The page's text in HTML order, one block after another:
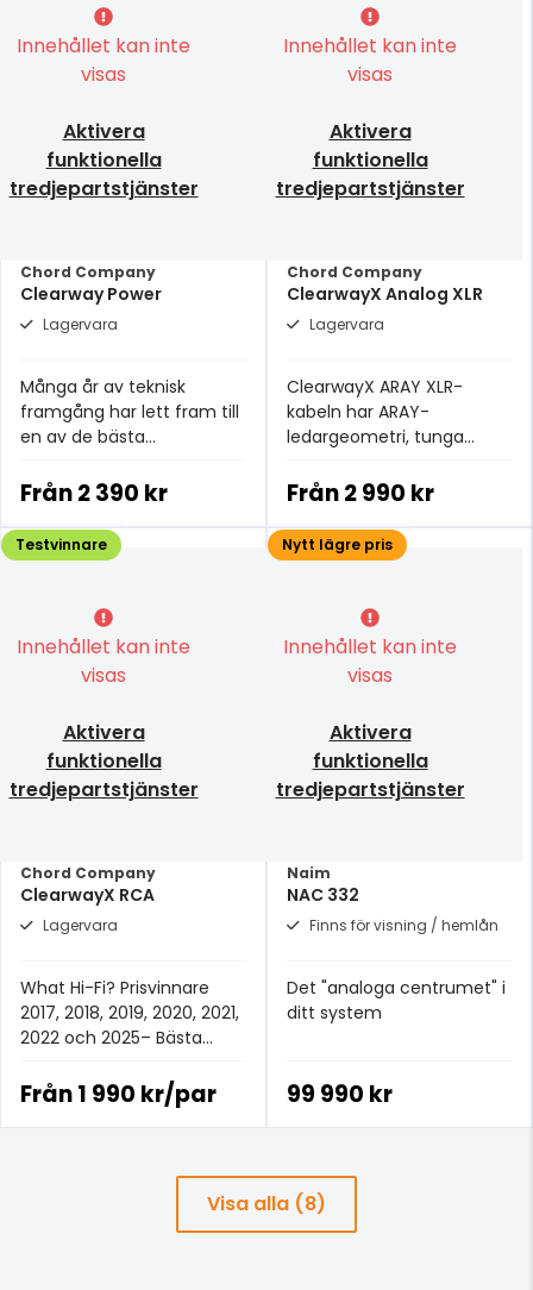
Innehållet kan inte
visas
Aktivera
funktionella
tredjepartstjänster
Chord Company
Clearway Power
Lagervara
Många år av teknisk
framgång har lett fram till
en av de bästa
prisklassen.
Från2 390 kr
Innehållet kan inte
visas
Aktivera
funktionella
tredjepartstjänster
Chord Company
ClearwayX Analog XLR
Lagervara
ClearwayX ARAY XLR-
kabeln har ARAY-
ledargeometri, tunga
XLPE-isolering och
Från2 990 kr
Innehållet kan inte
visas
Aktivera
funktionella
tredjepartstjänster
Chord Company
ClearwayX RCA
Lagervara
What Hi-Fi? Prisvinnare
2017, 2018, 2019, 2020, 2021,
2022 och 2025– Bästa
£100+.
Testvinnare
Från1 990 kr/par
Innehållet kan inte
visas
Aktivera
funktionella
tredjepartstjänster
Naim
NAC 332
Finns för visning / hemlån
Det "analoga centrumet" i
ditt system
Nytt lägre pris
99 990 kr
Visa alla (8)